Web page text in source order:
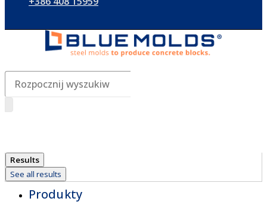
Search
Results
See all results
Produkty